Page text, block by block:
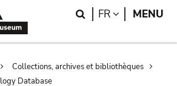
Search
FR LANGUAGE
MENU
Collections, archives et bibliothèques
Database